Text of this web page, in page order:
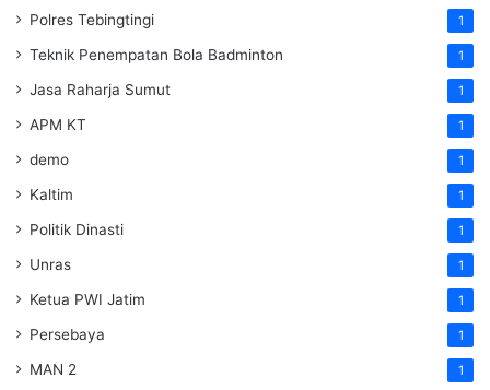
Polres Tebingtingi 1
Teknik Penempatan Bola Badminton 1
Jasa Raharja Sumut 1
APM KT 1
demo 1
Kaltim 1
Politik Dinasti 1
Unras 1
Ketua PWI Jatim 1
Persebaya 1
MAN 2 1